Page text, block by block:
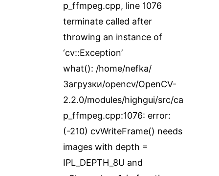
p_ffmpeg.cpp, line 1076
terminate called after
throwing an instance of
‘cv::Exception’
what(): /home/nefka/
Загрузки/opencv/OpenCV-
2.2.0/modules/highgui/src/ca
p_ffmpeg.cpp:1076: error:
(-210) cvWriteFrame() needs
images with depth =
IPL_DEPTH_8U and